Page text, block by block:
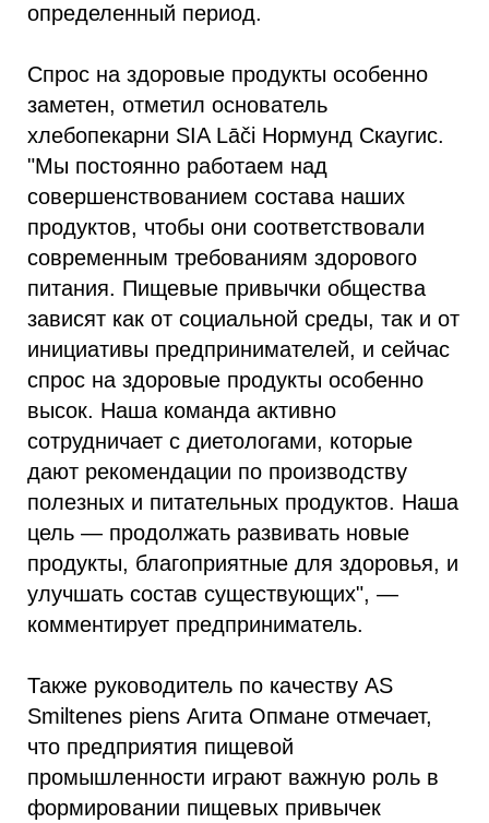
определенный период.
Спрос на здоровые продукты особенно
заметен, отметил основатель
хлебопекарни SIA Lāči Нормунд Скаугис.
"Мы постоянно работаем над
совершенствованием состава наших
продуктов, чтобы они соответствовали
современным требованиям здорового
питания. Пищевые привычки общества
зависят как от социальной среды, так и от
инициативы предпринимателей, и сейчас
спрос на здоровые продукты особенно
высок. Наша команда активно
сотрудничает с диетологами, которые
дают рекомендации по производству
полезных и питательных продуктов. Наша
цель — продолжать развивать новые
продукты, благоприятные для здоровья, и
улучшать состав существующих", —
комментирует предприниматель.
Также руководитель по качеству AS
Smiltenes piens Агита Опмане отмечает,
что предприятия пищевой
промышленности играют важную роль в
формировании пищевых привычек